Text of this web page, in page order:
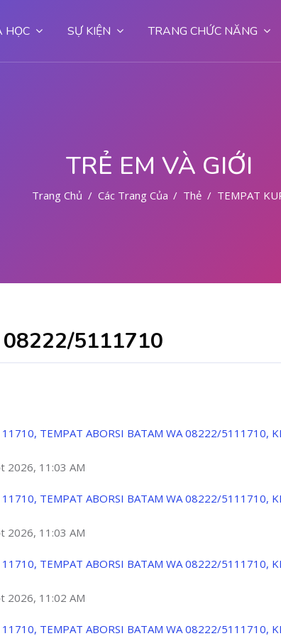
HỌC SỰ KIỆN TRANG CHỨC NĂNG
TRẺ EM VÀ GIỚI
Trang Chủ Các Trang Của Hệ Thống
Thẻ TEMPAT
08222/5111710
TEMPAT ABORSI BATAM WA 08222/5111710,
2026, 11:03 AM
TEMPAT ABORSI BATAM WA 08222/5111710,
2026, 11:03 AM
TEMPAT ABORSI BATAM WA 08222/5111710,
2026, 11:02 AM
TEMPAT ABORSI BATAM WA 08222/5111710,